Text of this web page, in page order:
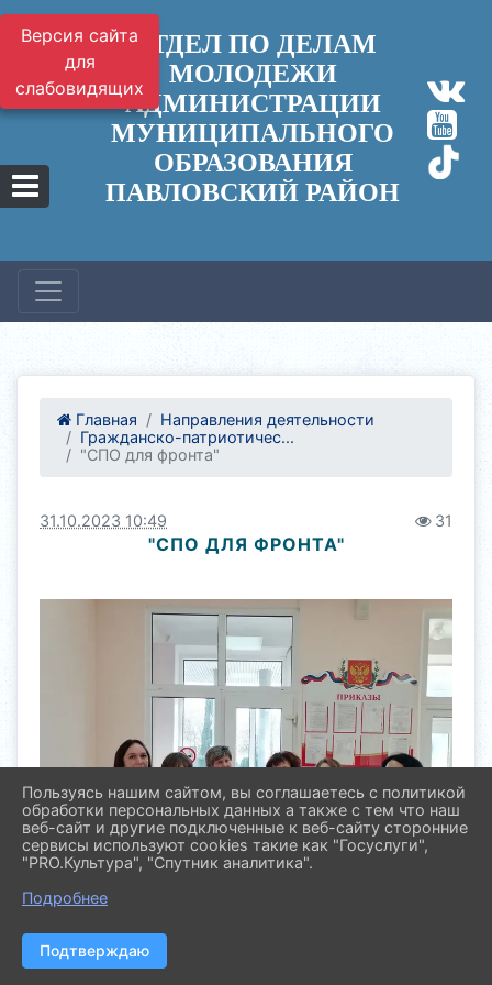
Версия сайта
для
слабовидящих
ОТДЕЛ ПО ДЕЛАМ
МОЛОДЕЖИ
АДМИНИСТРАЦИИ
МУНИЦИПАЛЬНОГО
ОБРАЗОВАНИЯ
ПАВЛОВСКИЙ РАЙОН
Главная
Направления деятельности
Гражданско-патриотичес...
"СПО для фронта"
31.10.2023 10:49 31
"СПО ДЛЯ ФРОНТА"
Пользуясь нашим сайтом, вы соглашаетесь с политикой
обработки персональных данных а также с тем что наш
веб-сайт и другие подключенные к веб-сайту сторонние
сервисы используют cookies такие как "Госуслуги",
"PRO.Культура", "Спутник аналитика".
Подробнее
Подтверждаю